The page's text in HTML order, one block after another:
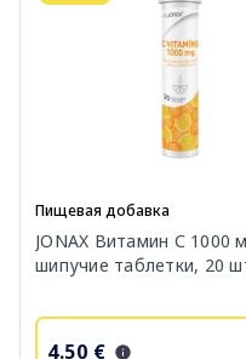
Пищевая добавка
JONAX Витамин С 1000
шипучие таблетки, 20
4.50 €